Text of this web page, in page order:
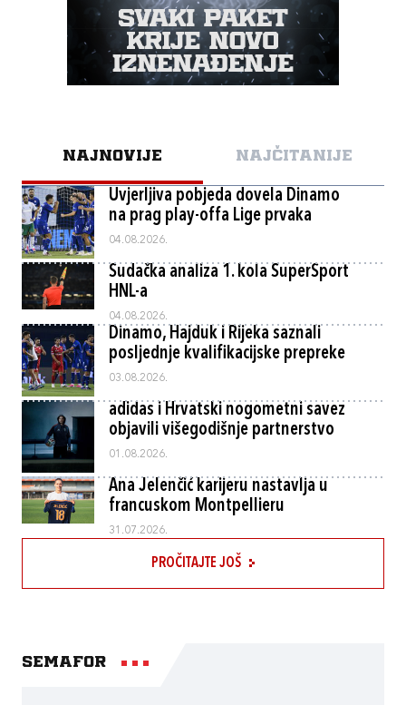
NAJNOVIJE NAJČITANIJE
Uvjerljiva pobjeda dovela Dinamo
na prag play-offa Lige prvaka
04.08.2026.
Sudačka analiza 1. kola SuperSport
HNL-a
04.08.2026.
Dinamo, Hajduk i Rijeka saznali
posljednje kvalifikacijske prepreke
03.08.2026.
adidas i Hrvatski nogometni savez
objavili višegodišnje partnerstvo
01.08.2026.
Ana Jelenčić karijeru nastavlja u
francuskom Montpellieru
31.07.2026.
PROČITAJTE JOŠ
Semafor